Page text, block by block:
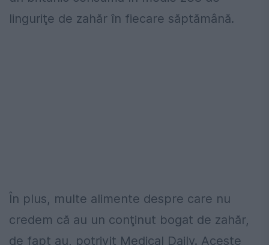
linguriţe de zahăr în fiecare săptămână.
În plus, multe alimente despre care nu
credem că au un conţinut bogat de zahăr,
de fapt au, potrivit Medical Daily. Aceste